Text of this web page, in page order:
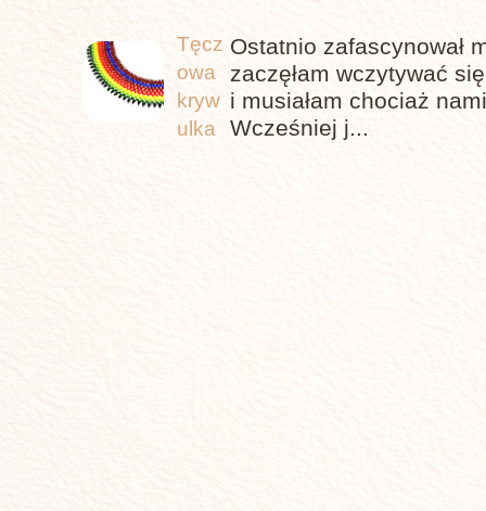
Tęcz
owa
kryw
ulka
Ostatnio zafascynował
zaczęłam wczytywać
i musiałam chociaż
Wcześniej j...